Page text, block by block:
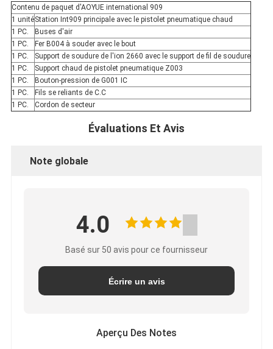
Contenu de paquet d'AOYUE international 909
1 unitéStation Int909 principale avec le pistolet pneumatique chaud
1 PC.
Buses d'air
1 PC.
Fer B004 à souder avec le bout
1 PC.
Support de soudure de l'ion 2660 avec le support de fil de soudure
1 PC.
Support chaud de pistolet pneumatique Z003
1 PC.
Bouton-pression de G001 IC
1 PC.
Fils se reliants de C.C
1 PC.
Cordon de secteur
Évaluations Et Avis
Note globale
4.0
Basé sur 50 avis pour ce fournisseur
Écrire un avis
Aperçu Des Notes